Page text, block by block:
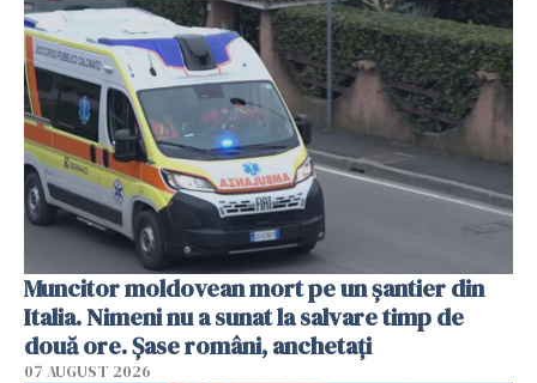
Muncitor moldovean mort pe un șantier din
Italia. Nimeni nu a sunat la salvare timp de
două ore. Șase români, anchetați
07 AUGUST 2026